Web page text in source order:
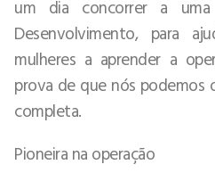
um dia concorrer a
Desenvolvimento, para
mulheres a aprender a
prova de que nós podemos
completa.
Pioneira na operação